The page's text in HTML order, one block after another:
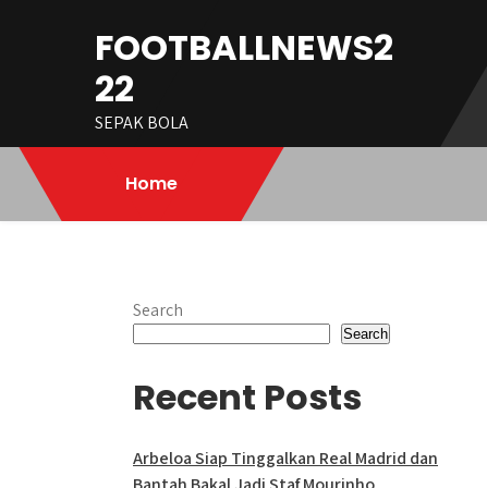
FOOTBALLNEWS2
22
SEPAK BOLA
Home
Search
Search
Recent Posts
Arbeloa Siap Tinggalkan Real Madrid dan